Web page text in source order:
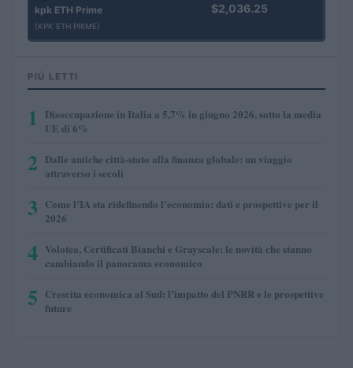
kpk ETH Prime
(KPK ETH PRIME)
$2,036.25
PIÙ LETTI
1
Disoccupazione in Italia a 5,7% in giugno 2026, sotto la media
UE di 6%
2 Dalle antiche città-stato alla finanza globale: un viaggio
attraverso i secoli
3 Come l’IA sta ridefinendo l’economia: dati e prospettive per il
2026
4 Volotea, Certificati Bianchi e Grayscale: le novità che stanno
cambiando il panorama economico
5 Crescita economica al Sud: l’impatto del PNRR e le prospettive
future